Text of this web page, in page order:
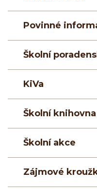
Povinné
Školní
KiVa
Školní knihovna
Školní akce
Zájmové